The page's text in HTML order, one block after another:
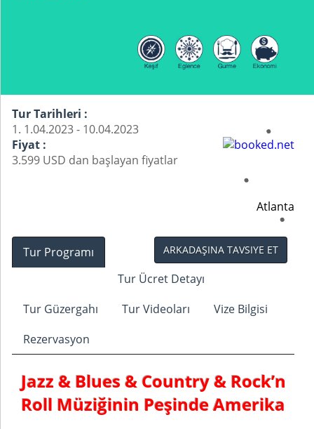
Tur Tarihleri :
1. 1.04.2023 - 10.04.2023
Fiyat :
3.599 USD dan başlayan fiyatlar
Atlanta
ARKADAŞINA TAVSIYE ET
Tur Programı
Tur Ücret Detayı
Tur Güzergahı
Tur Videoları
Vize Bilgisi
Rezervasyon
Jazz & Blues & Country & Rock’n
Roll Müziğinin Peşinde Amerika